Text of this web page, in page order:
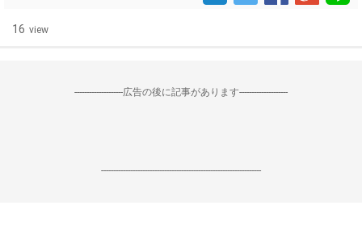
16 view
--------------------広告の後に記事があります--------------------
------------------------------------------------------------------